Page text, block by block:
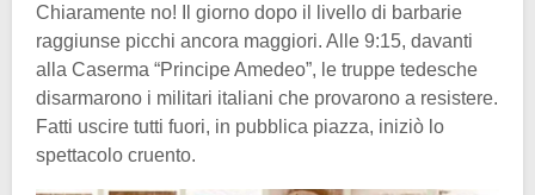
Chiaramente no! Il giorno dopo il livello di barbarie
raggiunse picchi ancora maggiori. Alle 9:15, davanti
alla Caserma “Principe Amedeo”, le truppe tedesche
disarmarono i militari italiani che provarono a resistere.
Fatti uscire tutti fuori, in pubblica piazza, iniziò lo
spettacolo cruento.